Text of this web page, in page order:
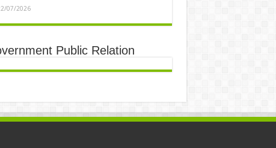
07/2026
Public Relation